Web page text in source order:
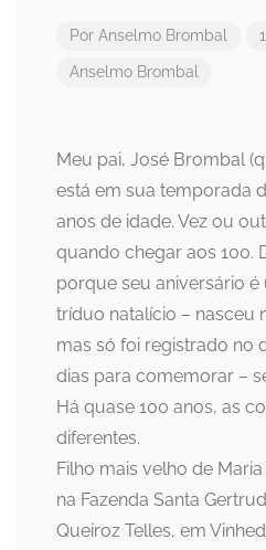
Por Anselmo Brombal
Anselmo Brombal
Meu pai, José Brombal
está em sua temporada
anos de idade. Vez ou
quando chegar aos 100.
porque seu aniversário é
tríduo natalício – nasceu
mas só foi registrado no
dias para comemorar –
Há quase 100 anos, as
diferentes.
Filho mais velho de
na Fazenda Santa
Queiroz Telles, em